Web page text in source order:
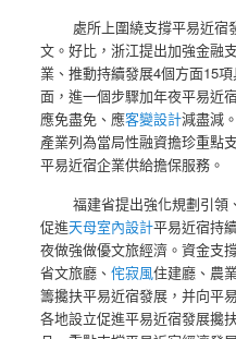
處所上圍繞支撐平易近宿
文。好比，浙江提出加強金融
業、推動持續發展4個方面15
面，進一個步驟加年夜平易近
應免盡免、應客變設計減盡減
產業列為當局性融資擔珍重點
平易近宿企業供給擔保服務。
福建省提出強化規劃引領
促進天母室內設計平易近宿持
夜做強做優文旅經濟。資金支
省文旅廳、侘寂風住建廳、農
籌攙扶平易近宿發展，并向平
各地設立促進平易近宿發展攙